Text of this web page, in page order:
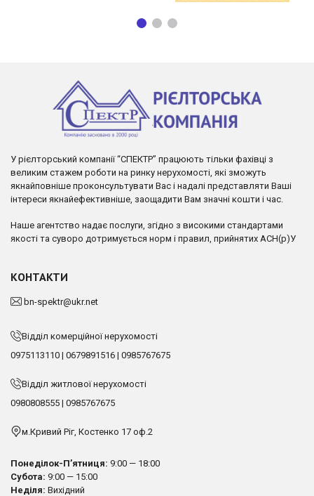
У рієлторський компанії “СПЕКТР” працюють тільки фахівці з
великим стажем роботи на ринку нерухомості, які зможуть
якнайповніше проконсультувати Вас і надалі представляти Ваші
інтереси якнайефективніше, заощадити Вам значні кошти і час.
Наше агентство надає послуги, згідно з високими стандартами
якості та суворо дотримується норм і правил, прийнятих АСН(р)У
КОНТАКТИ
bn-spektr@ukr.net
Відділ комерційної нерухомості
0975113110 | 0679891516 | 0985767675
Відділ житлової нерухомості
0980808555 | 0985767675
м.Кривий Ріг, Костенко 17 оф.2
Понеділок-П’ятниця: 9:00 — 18:00
Субота: 9:00 — 15:00
Неділя: Вихідний